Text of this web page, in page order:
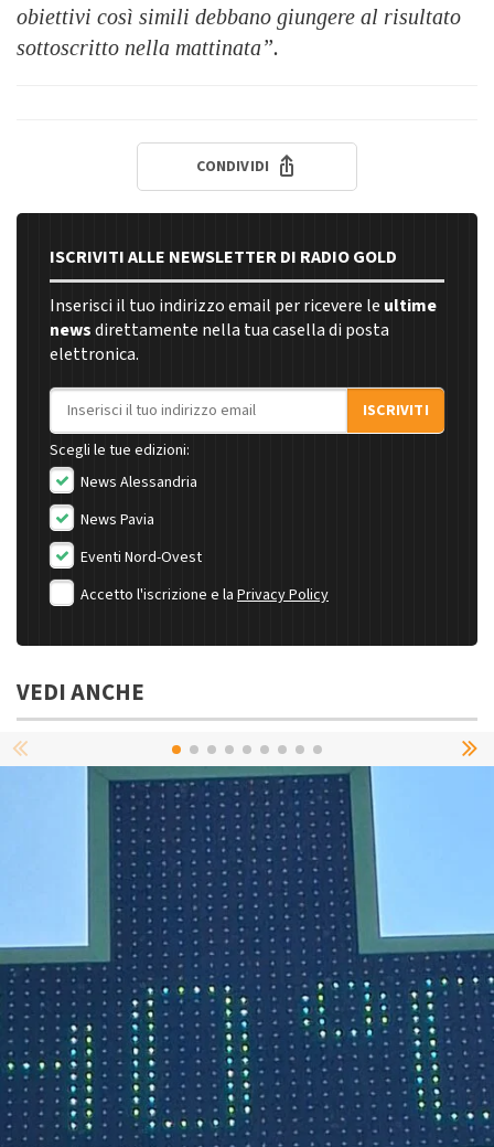
obiettivi così simili debbano giungere al risultato
sottoscritto nella mattinata”.
CONDIVIDI
ISCRIVITI ALLE NEWSLETTER DI RADIO GOLD
Inserisci il tuo indirizzo email per ricevere le ultime
newsdirettamente nella tua casella di posta
elettronica.
Indirizzo email
ISCRIVITI
Scegli le tue edizioni:
News Alessandria
News Pavia
Eventi Nord-Ovest
Accetto l'iscrizione e la Privacy Policy
VEDI ANCHE